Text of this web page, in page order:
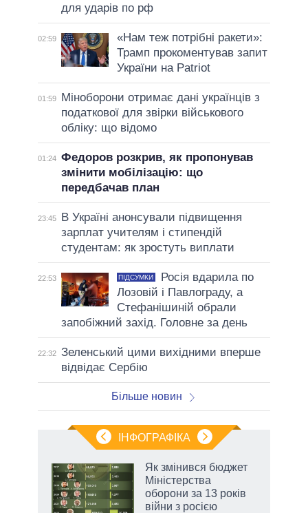
для ударів по рф
02:59
«Нам теж потрібні ракети»:
Трамп прокоментував запит
України на Patriot
01:59
Міноборони отримає дані українців з
податкової для звірки військового
обліку: що відомо
01:24 Федоров розкрив, як пропонував
змінити мобілізацію: що
передбачав план
23:45
В Україні анонсували підвищення
зарплат учителям і стипендій
студентам: як зростуть виплати
22:53 ПІДСУМКИ
Росія вдарила по
Лозовій і Павлограду, а
Стефанішиній обрали
запобіжний захід. Головне за день
22:32 Зеленський цими вихідними вперше
відвідає Сербію
Більше новин
ІНФОГРАФІКА
Як змінився бюджет
Міністерства
оборони за 13 років
війни з росією